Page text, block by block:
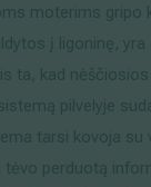
moterims gripo
į ligoninę, yra
ta, kad
pilvelyje
tarsi kovoja su
perduotą